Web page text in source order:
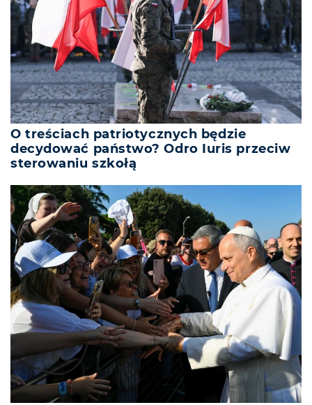
O treściach patriotycznych będzie
decydować państwo? Odro Iuris przeciw
sterowaniu szkołą